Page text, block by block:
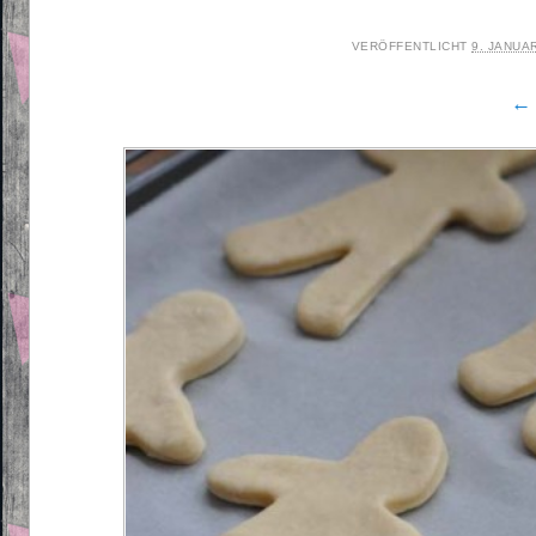
VERÖFFENTLICHT9.
←